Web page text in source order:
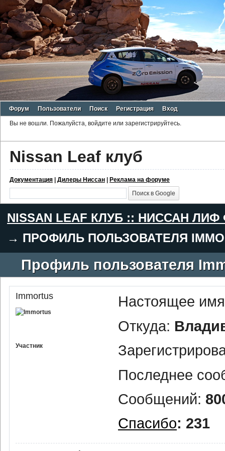
Форум Пользователи Поиск Регистрация Вход
Вы не вошли. Пожалуйста, войдите или зарегистрируйтесь.
Nissan Leaf клуб
Документация | Дилеры Ниссан | Реклама на форуме
NISSAN LEAF КЛУБ :: НИССАН
→ ПРОФИЛЬ ПОЛЬЗОВАТЕЛЯ
Профиль пользователя
Immortus
Участник
Настоящее
Откуда:
Последнее
Сообщений:
Спасибо: 231